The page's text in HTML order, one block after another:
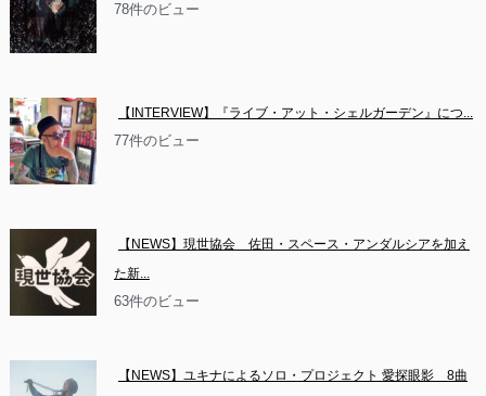
78件のビュー
【INTERVIEW】『ライブ・アット・シェルガーデン』につ...
77件のビュー
【NEWS】現世協会　佐田・スペース・アンダルシアを加え
た新...
63件のビュー
【NEWS】ユキナによるソロ・プロジェクト 愛探眼影　8曲